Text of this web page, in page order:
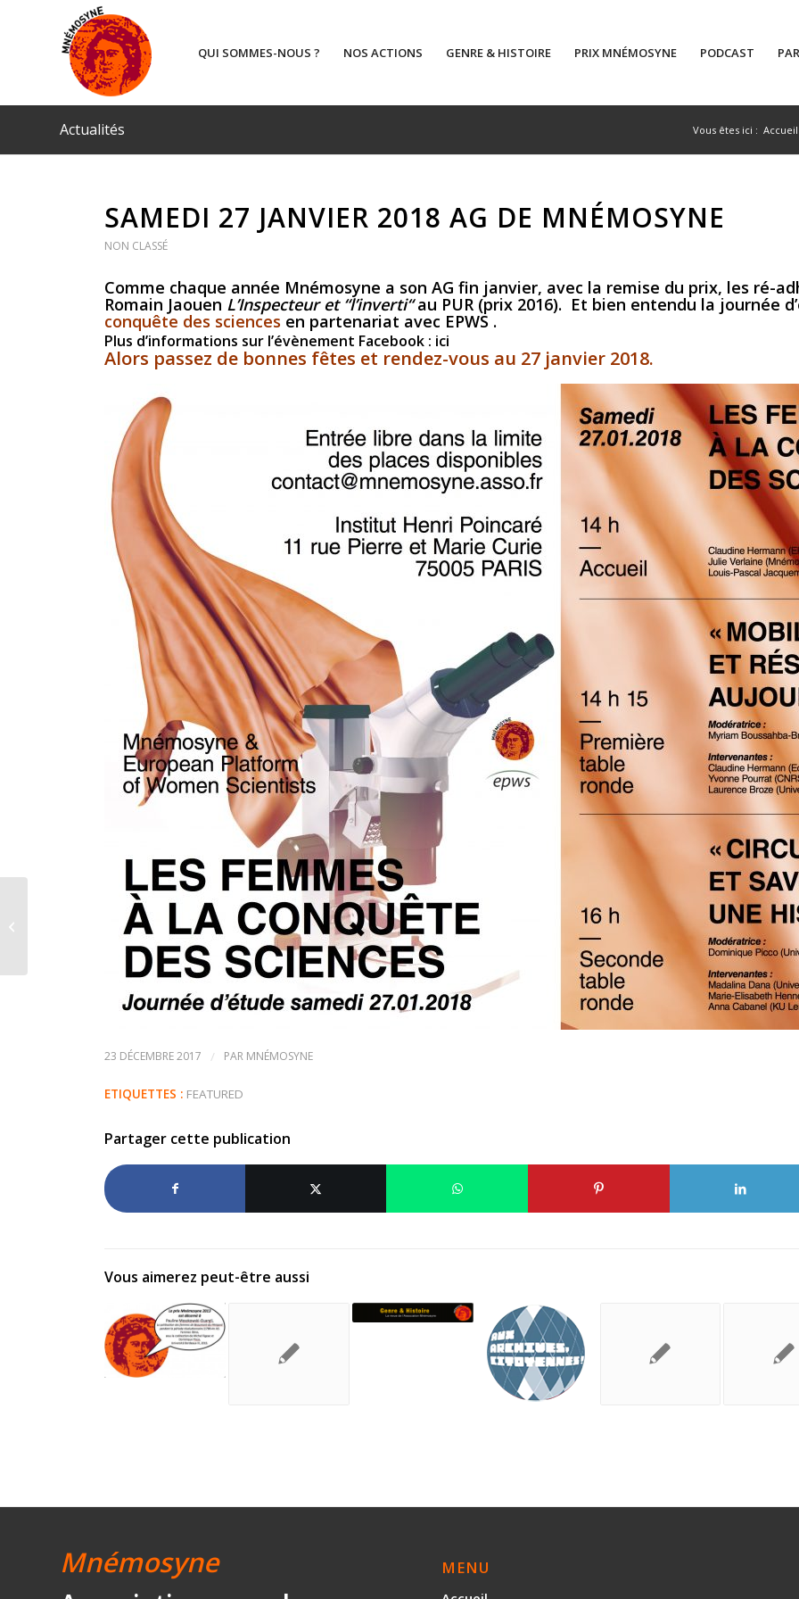
QUI SOMMES-NOUS ? NOS ACTIONS GENRE & HISTOIRE PRIX MNÉMOSYNE PODCAST
Actualités Vous êtes ici : Accueil
SAMEDI 27 JANVIER 2018 AG DE MNÉMOSYNE
NON CLASSÉ
Comme chaque année Mnémosyne a son AG fin janvier, avec la remise du prix, les ré-
Romain Jaouen L’Inspecteur et “l’inverti“au PUR (prix 2016). Et bien entendu la journée
conquête des sciences en partenariat avec EPWS .
Plus d’informations sur l’évènement Facebook : ici
Alors passez de bonnes fêtes et rendez-vous au 27 janvier 2018.
23 DÉCEMBRE 2017 / PAR MNÉMOSYNE
ETIQUETTES : FEATURED
Partager cette publication
Vous aimerez peut-être aussi
Mnémosyne
MENU
Enseigner la place des femmes
dans les sciences à travers les